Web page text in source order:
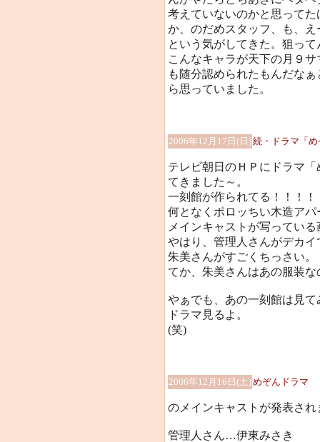
考えていないのかと思って
か、のだめスタッフ、も、
という気がしてきた。狙っ
こんなキャラが天下の月９
も随分認められたもんだな
ら思っていました。
2006年12月17日(日)続・ドラマ「め
テレビ朝日のＨＰにドラマ
てきました～。
一刻館が作られてる！！！
何となくポロッちい木造アパ
メインキャストが写ってい
やはり、管理人さんがデカ
朱美さんがすごくちっさい。
てか、朱美さんはあの服装な
やぁでも、あの一刻館は見て
ドラマ見るよ。
(笑)
2006年12月16日(土)めぞんドラマ
のメインキャストが発表され
管理人さん…伊東みさき